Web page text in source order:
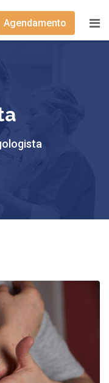
Agendamento